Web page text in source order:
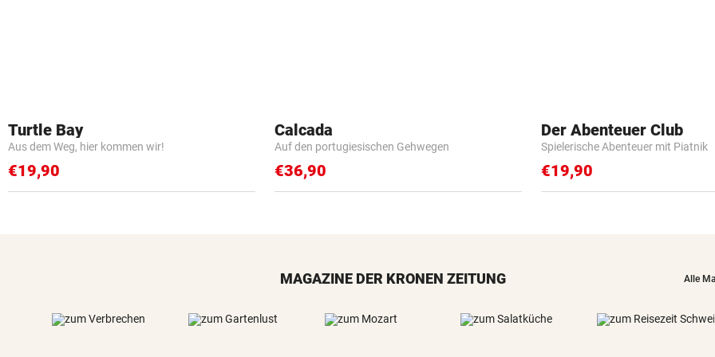
Turtle Bay
Aus dem Weg, hier kommen wir!
€19,90
Calcada
Auf den portugiesischen Gehwegen
€36,90
Der Abenteuer Club
Spielerische Abenteuer mit Piatnik
€19,90
MAGAZINE DER KRONEN ZEITUNG Alle